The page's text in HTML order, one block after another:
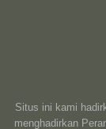
Situs ini kami
menghadirkan